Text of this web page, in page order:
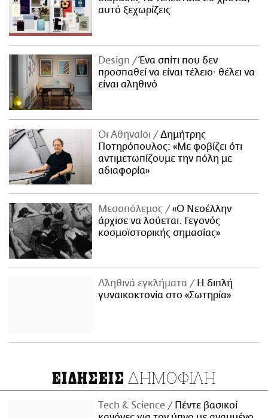
αυτό ξεχωρίζεις
Design
Ένα σπίτι που δεν
προσπαθεί να είναι τέλειο· θέλει να
είναι αληθινό
Οι Αθηναίοι
Δημήτρης
Ποτηρόπουλος: «Με φοβίζει ότι
αντιμετωπίζουμε την πόλη με
αδιαφορία»
Μεσοπόλεμος
«Ο Νεοέλλην
άρχισε να λούεται. Γεγονός
κοσμοϊστορικής σημασίας»
Αληθινά εγκλήματα
Η διπλή
γυναικοκτονία στο «Σωτηρία»
ΕΙΔΗΣΕΙΣ ΔΗΜΟΦΙΛΗ
Τech & Science
Πέντε βασικοί